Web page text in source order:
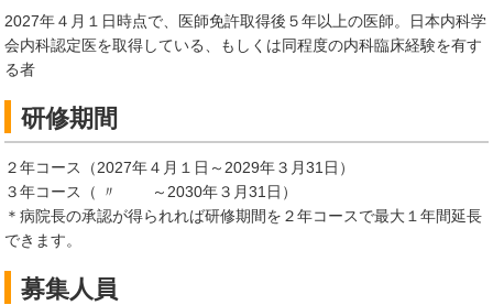
2027年４月１日時点で、医師免許取得後５年以上の医師。日本内科学
会内科認定医を取得している、もしくは同程度の内科臨床経験を有す
る者
研修期間
２年コース（2027年４月１日～2029年３月31日）
３年コース（ 〃 ～2030年３月31日）
＊病院長の承認が得られれば研修期間を２年コースで最大１年間延長
できます。
募集人員